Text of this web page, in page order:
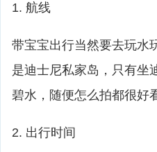
1. 航线
带宝宝出行当然要去玩水
是迪士尼私家岛，只有坐
碧水，随便怎么拍都很好
2. 出行时间